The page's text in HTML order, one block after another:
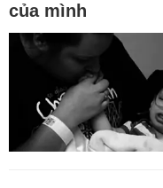
của mình